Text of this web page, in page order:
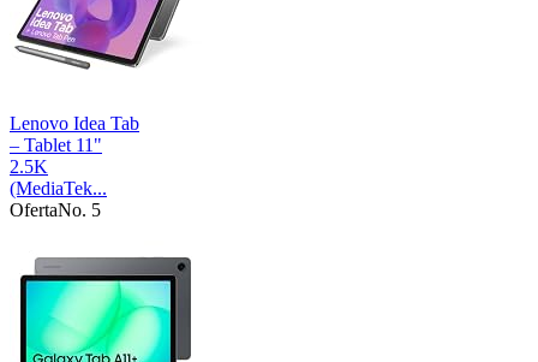
Lenovo Idea Tab
– Tablet 11"
2.5K
(MediaTek...
OfertaNo. 5